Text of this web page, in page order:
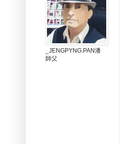
_JENGPYNG.PAN潘
師父